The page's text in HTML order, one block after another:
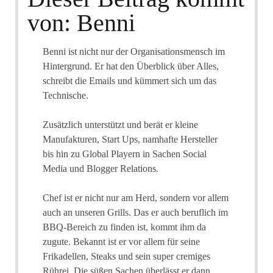
von: Benni
Benni ist nicht nur der Organisationsmensch im
Hintergrund. Er hat den Überblick über Alles,
schreibt die Emails und kümmert sich um das
Technische.
Zusätzlich unterstützt und berät er kleine
Manufakturen, Start Ups, namhafte Hersteller
bis hin zu Global Playern in Sachen Social
Media und Blogger Relations.
Chef ist er nicht nur am Herd, sondern vor allem
auch an unseren Grills. Das er auch beruflich im
BBQ-Bereich zu finden ist, kommt ihm da
zugute. Bekannt ist er vor allem für seine
Frikadellen, Steaks und sein super cremiges